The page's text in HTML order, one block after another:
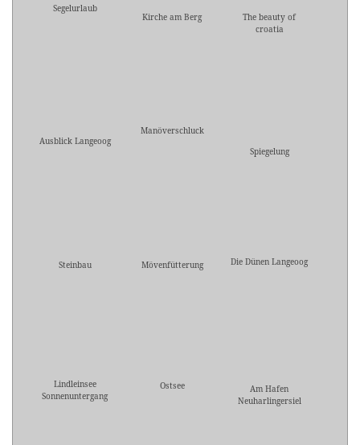
Segelurlaub
Kirche am Berg
The beauty of
croatia
Ausblick Langeoog
Manöverschluck
Spiegelung
Steinbau Mövenfütterung Die Dünen Langeoog
Lindleinsee
Sonnenuntergang
Ostsee
Am Hafen
Neuharlingersiel